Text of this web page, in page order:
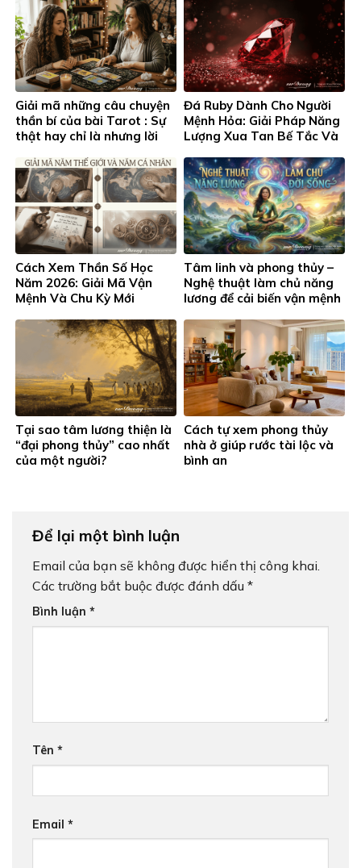
Giải mã những câu chuyện
thần bí của bài Tarot : Sự
thật hay chỉ là nhưng lời
Đá Ruby Dành Cho Người
Mệnh Hỏa: Giải Pháp Năng
Lượng Xua Tan Bế Tắc Và
Cách Xem Thần Số Học
Năm 2026: Giải Mã Vận
Mệnh Và Chu Kỳ Mới
Tâm linh và phong thủy –
Nghệ thuật làm chủ năng
lương để cải biến vận mệnh
Tại sao tâm lương thiện là
“đại phong thủy” cao nhất
của một người?
Cách tự xem phong thủy
nhà ở giúp rước tài lộc và
bình an
Để lại một bình luận
Email của bạn sẽ không được hiển thị công khai.
Các trường bắt buộc được đánh dấu *
Bình luận *
Tên *
Email *